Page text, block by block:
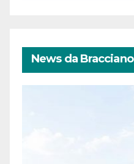
News da Bracciano